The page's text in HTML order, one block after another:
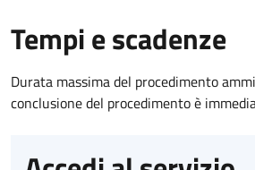
Tempi e scadenze
Durata massima del procedimento
conclusione del procedimento è